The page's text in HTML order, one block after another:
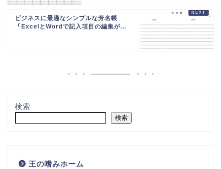
ビジネスに最適なシンプルな芳名帳
「ExcelとWordで記入項目の編集が...
検索
検索
王の嗜みホーム